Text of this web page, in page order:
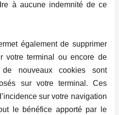
à aucune indemnité de ce
également de supprimer
votre terminal ou encore de
nouveaux cookies sont
sur votre terminal. Ces
sur votre navigation
le bénéfice apporté par le